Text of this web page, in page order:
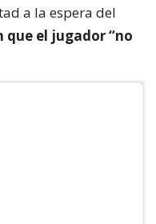
a la espera del
que el jugador “no